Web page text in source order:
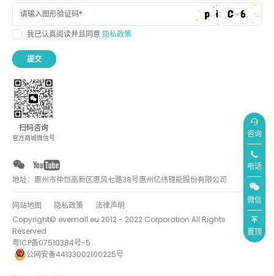
扫码咨询
官方商城微信号
请输入图形验证码*
我已认真阅读并且同意 隐私政策
提交
地址：惠州市仲恺高新区惠风七路38号惠州亿纬锂能股份有限公司
Copyright© evemall.eu 2012 - 2022 Corporation All Rights
Reserved
粤ICP备07510384号-5
公网安备44133002100225号
网站地图 隐私政策 法律声明
咨询
电话
微信
置顶